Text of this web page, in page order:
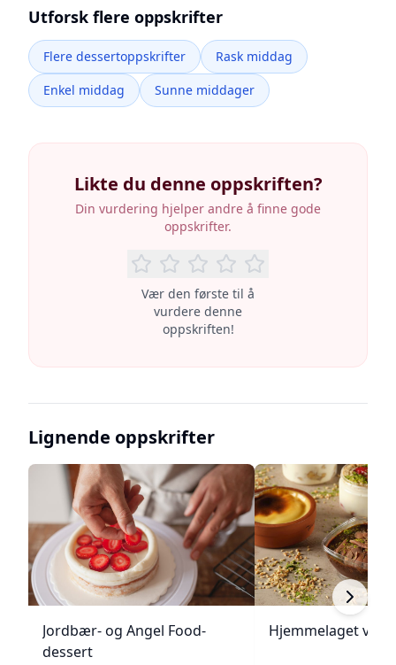
Utforsk flere oppskrifter
Flere dessertoppskrifter
Rask middag
Enkel middag
Sunne middager
Likte du denne oppskriften?
Din vurdering hjelper andre å finne gode
oppskrifter.
Vær den første til å
vurdere denne
oppskriften!
Lignende oppskrifter
Jordbær- og Angel Food-
dessert
Hjemmelaget